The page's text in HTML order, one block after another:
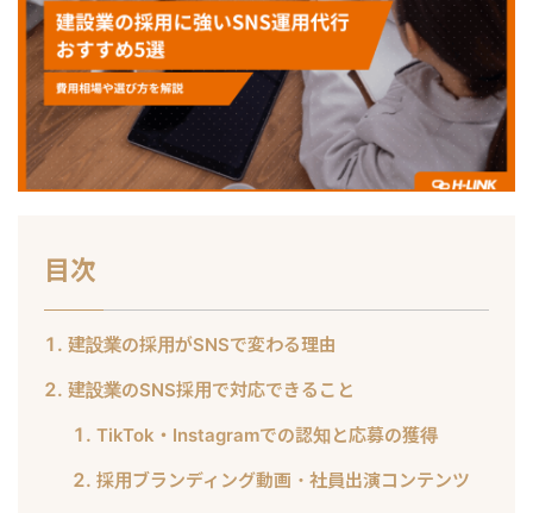
目次
建設業の採用がSNSで変わる理由
建設業のSNS採用で対応できること
TikTok・Instagramでの認知と応募の獲得
採用ブランディング動画・社員出演コンテンツ